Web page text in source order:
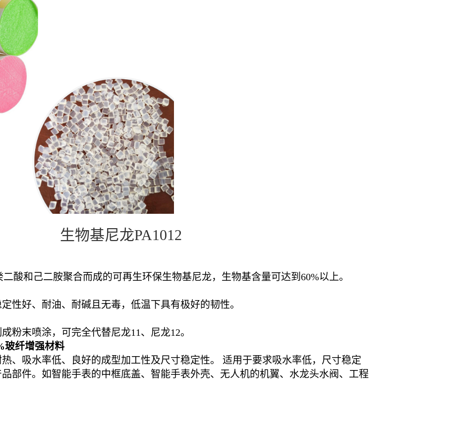
生物基尼龙PA1012
酸和己二胺聚合而成的可再生环保生物基尼龙，生物基含量可达到60%以上。
性好、耐油、耐碱且无毒，低温下具有极好的韧性。
粉末喷涂，可完全代替尼龙11、尼龙12。
玻纤增强材料
、吸水率低、良好的成型加工性及尺寸稳定性。 适用于要求吸水率低，尺寸稳定
部件。如智能手表的中框底盖、智能手表外壳、无人机的机翼、水龙头水阀、工程